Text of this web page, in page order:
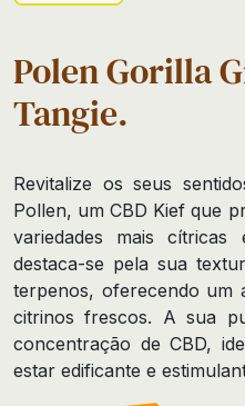
Polen Gorilla
Tangie.
Revitalize os seus
Pollen, um CBD Kief que
variedades mais cítricas
destaca-se pela sua
terpenos, oferecendo um
citrinos frescos. A sua
concentração de CBD,
estar edificante e